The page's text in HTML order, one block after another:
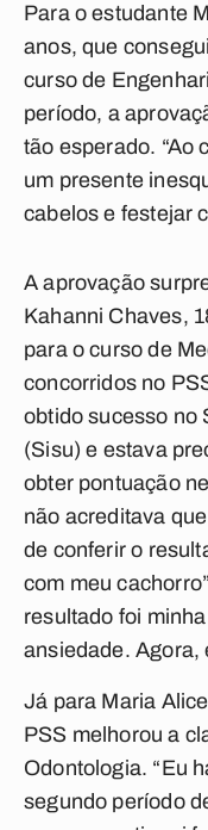
Para o estudante
anos, que
curso de
período, a
tão esperado. “Ao
um presente
cabelos e festejar
A aprovação
Kahanni Chaves,
para o curso de
concorridos no
obtido sucesso no
(Sisu) e estava
obter pontuação
não acreditava
de conferir o
com meu
resultado foi
ansiedade. Agora,
Já para Maria
PSS melhorou a
Odontologia. “Eu
segundo período